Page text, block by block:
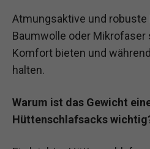
Atmungsaktive und robuste
Baumwolle oder Mikrofaser
Komfort bieten und
halten.
Warum ist das Gewicht
Hüttenschlafsacks